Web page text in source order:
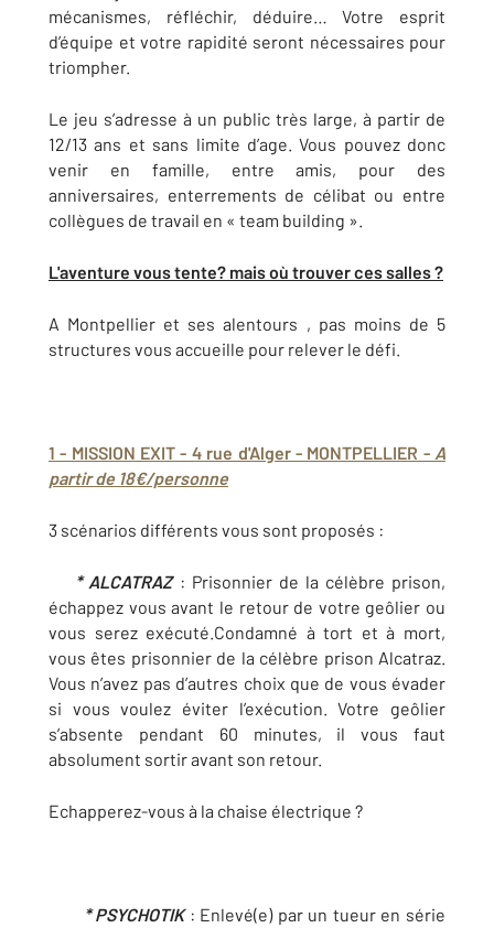
mécanismes, réfléchir, déduire… Votre esprit
d’équipe et votre rapidité seront nécessaires pour
triompher.
Le jeu s’adresse à un public très large, à partir de
12/13 ans et sans limite d’age. Vous pouvez donc
venir en famille, entre amis, pour des
anniversaires, enterrements de célibat ou entre
collègues de travail en « team building ».
L'aventure vous tente? mais où trouver ces salles ?
A Montpellier et ses alentours , pas moins de 5
structures vous accueille pour relever le défi.
1 - MISSION EXIT - 4 rue d'Alger - MONTPELLIER - A
partir de 18€/personne
3 scénarios différents vous sont proposés :
* ALCATRAZ : Prisonnier de la célèbre prison,
échappez vous avant le retour de votre geôlier ou
vous serez exécuté.Condamné à tort et à mort,
vous êtes prisonnier de la célèbre prison Alcatraz.
Vous n’avez pas d’autres choix que de vous évader
si vous voulez éviter l’exécution. Votre geôlier
s’absente pendant 60 minutes, il vous faut
absolument sortir avant son retour.
Echapperez-vous à la chaise électrique ?
* PSYCHOTIK: Enlevé(e) par un tueur en série